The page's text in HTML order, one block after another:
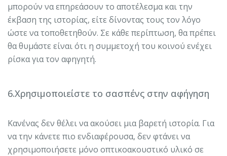
μπορούν να επηρεάσουν το αποτέλεσμα και την
έκβαση της ιστορίας, είτε δίνοντας τους τον λόγο
ώστε να τοποθετηθούν. Σε κάθε περίπτωση, θα πρέπει
θα θυμάστε είναι ότι η συμμετοχή του κοινού ενέχει
ρίσκα για τον αφηγητή.
6.Χρησιμοποιείστε το σασπένς στην αφήγηση
Κανένας δεν θέλει να ακούσει μια βαρετή ιστορία. Για
να την κάνετε πιο ενδιαφέρουσα, δεν φτάνει να
χρησιμοποιήσετε μόνο οπτικοακουστικό υλικό σε